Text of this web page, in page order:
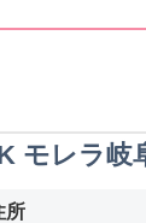
モレラ岐
所